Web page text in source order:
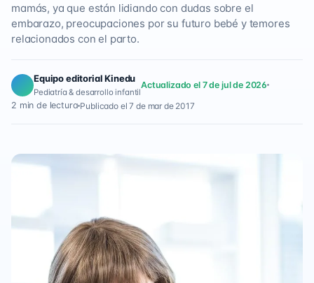
mamás, ya que están lidiando con dudas sobre el
embarazo, preocupaciones por su futuro bebé y temores
relacionados con el parto.
Equipo editorial Kinedu
Pediatría & desarrollo infantil
Actualizado el 7 de jul de 2026
2 min de lectura Publicado el 7 de mar de 2017